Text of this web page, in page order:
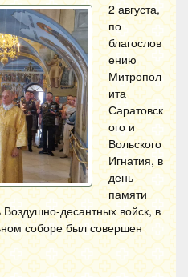
2 августа,
по
благослов
ению
Митропол
ита
Саратовск
ого и
Вольского
Игнатия, в
день
памяти
десантных войск, в
соборе был совершен